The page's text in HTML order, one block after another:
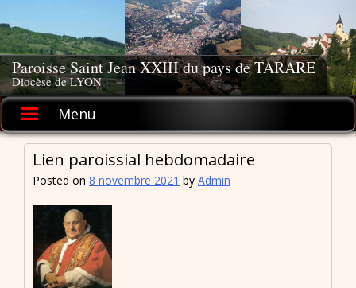
to
content
Paroisse Saint Jean XXIII du pays de TARARE
Diocèse de LYON
Menu
Lien paroissial hebdomadaire
Posted on 8 novembre 2021 by Admin